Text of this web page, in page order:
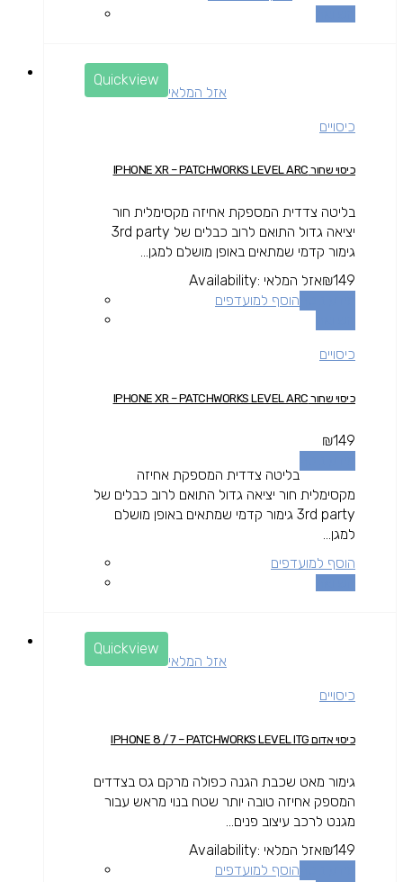
Quickview
אזל המלאי
כיסויים
כיסוי שחור IPHONE XR – PATCHWORKS LEVEL ARC
בליטה צדדית המספקת אחיזה מקסימלית חור
יציאה גדול התואם לרוב כבלים של 3rd party
גימור קדמי שמתאים באופן מושלם למגן...
₪149
Availability: אזל המלאי
הוסף למועדפים
כיסויים
כיסוי שחור IPHONE XR – PATCHWORKS LEVEL ARC
₪149
בליטה צדדית המספקת אחיזה
מקסימלית חור יציאה גדול התואם לרוב כבלים של
3rd party גימור קדמי שמתאים באופן מושלם
למגן...
הוסף למועדפים
Quickview
אזל המלאי
כיסויים
כיסוי אדום IPHONE 8 / 7 – PATCHWORKS LEVEL ITG
גימור מאט שכבת הגנה כפולה מרקם גס בצדדים
המספק אחיזה טובה יותר שטח בנוי מראש עבור
מגנט לרכב עיצוב פנים...
₪149
Availability: אזל המלאי
הוסף למועדפים